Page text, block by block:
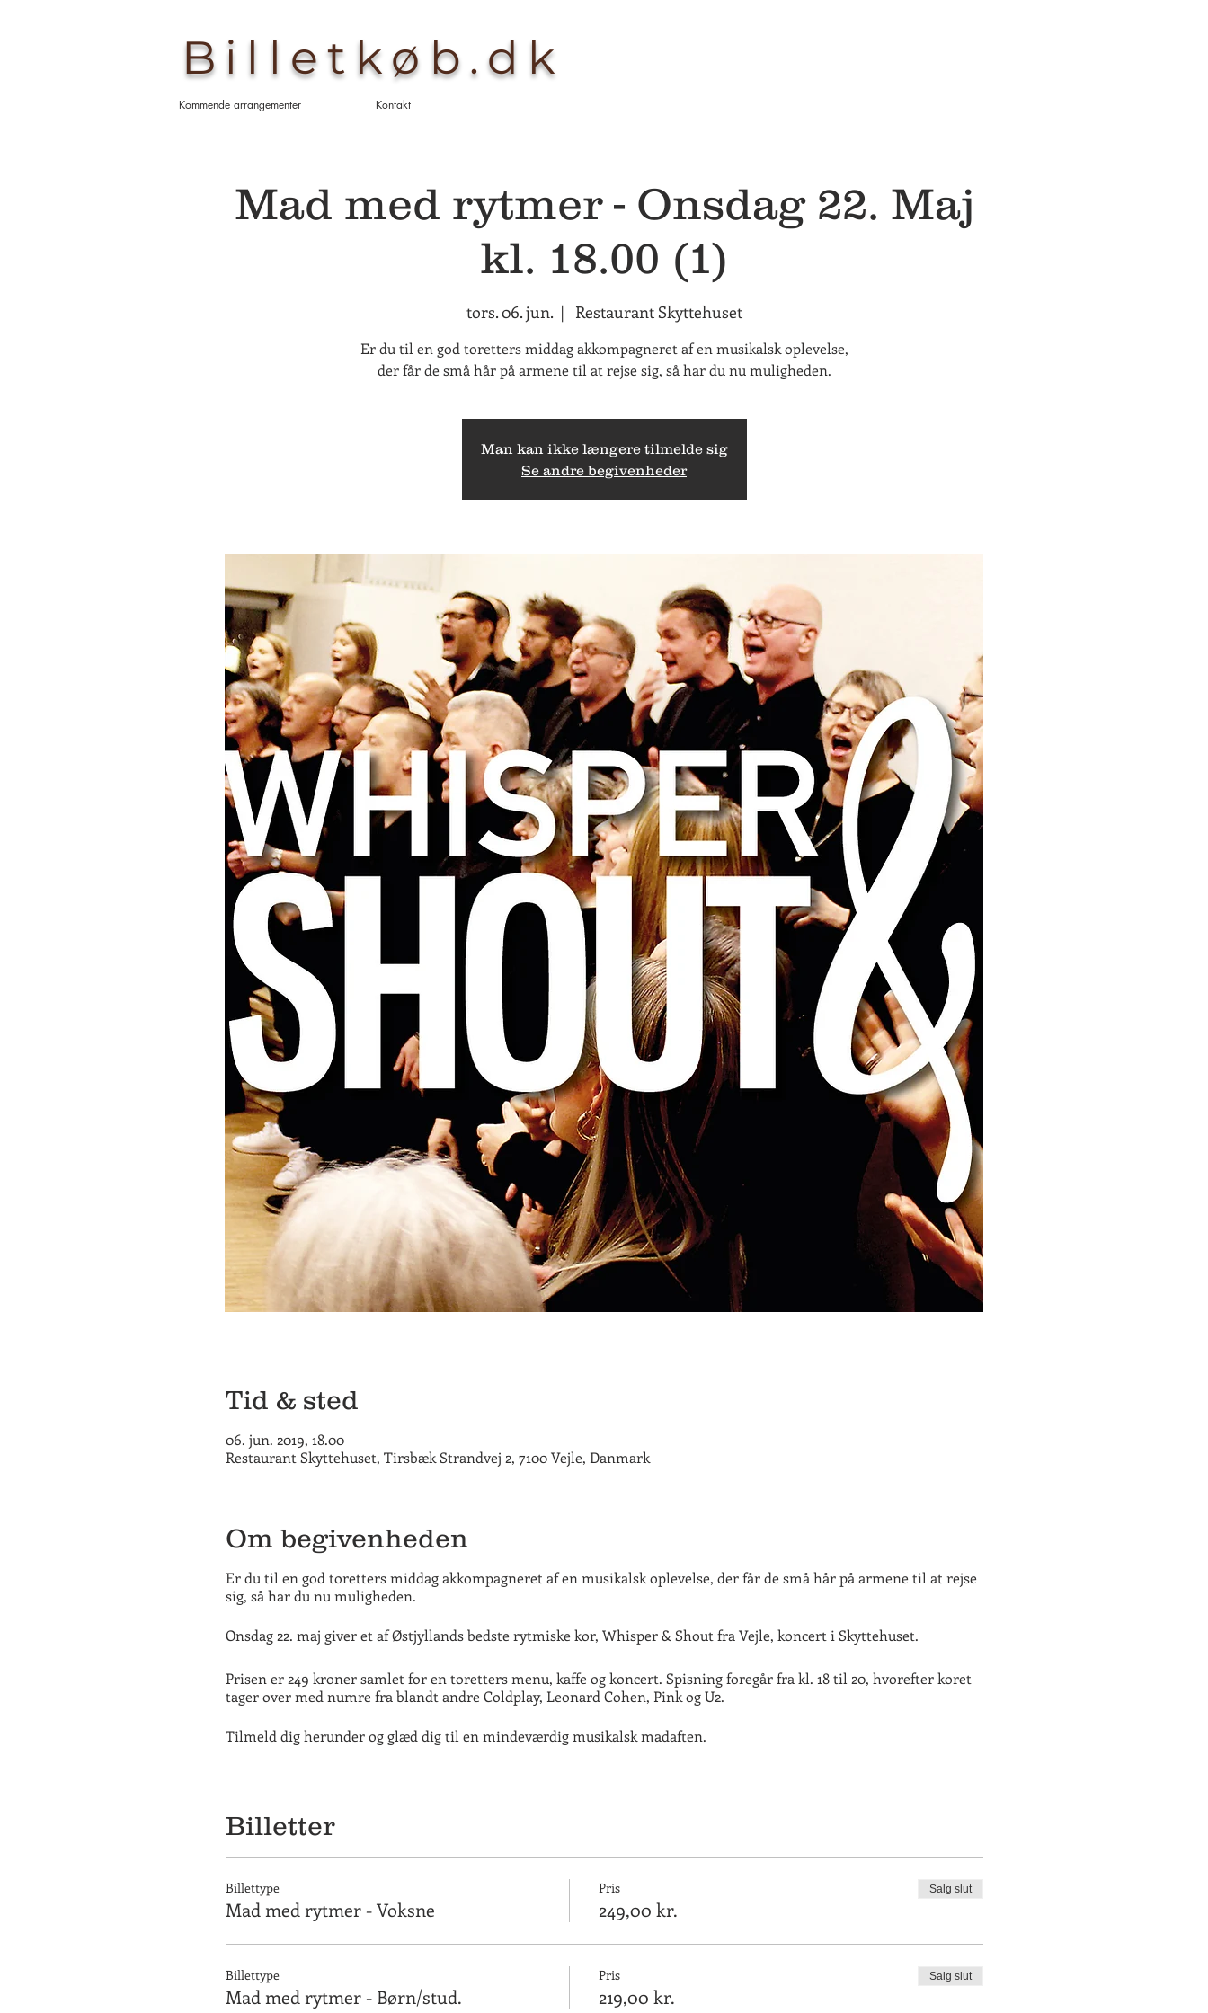
Billetkøb.dk
Kommende arrangementer Kontakt
Mad med rytmer - Onsdag 22. Maj
kl. 18.00 (1)
tors. 06. jun.
  |
Restaurant Skyttehuset
Er du til en god toretters middag akkompagneret af en musikalsk oplevelse,
der får de små hår på armene til at rejse sig, så har du nu muligheden.
Man kan ikke længere tilmelde sig
Se andre begivenheder
Tid & sted
06. jun. 2019, 18.00
Restaurant Skyttehuset, Tirsbæk Strandvej 2, 7100 Vejle, Danmark
Om begivenheden
Er du til en god toretters middag akkompagneret af en musikalsk oplevelse, der får de små hår på armene til at rejse
sig, så har du nu muligheden.
Onsdag 22. maj giver et af Østjyllands bedste rytmiske kor, Whisper & Shout fra Vejle, koncert i Skyttehuset.
Prisen er 249 kroner samlet for en toretters menu, kaffe og koncert. Spisning foregår fra kl. 18 til 20, hvorefter koret
tager over med numre fra blandt andre Coldplay, Leonard Cohen, Pink og U2.
Tilmeld dig herunder og glæd dig til en mindeværdig musikalsk madaften.
Unghanebryst med jordskokker, ramsløg og hønsesky. Hertil råstegte kartofler m/krydderurter
Signatur islagkage m/bær
Billetter
Billettype
Mad med rytmer - Voksne
Pris
249,00 kr.
Salg slut
Billettype
Mad med rytmer - Børn/stud.
Pris
219,00 kr.
Salg slut